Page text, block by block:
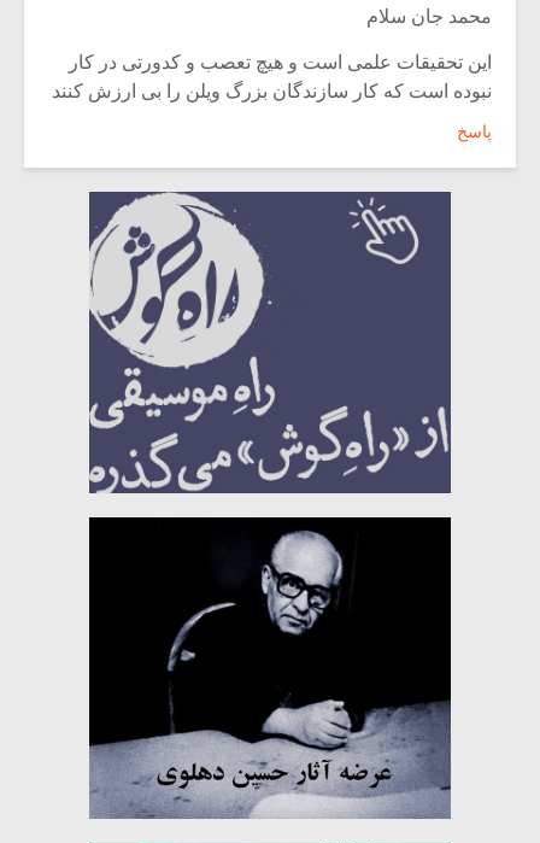
محمد جان سلام
این تحقیقات علمی است و هیچ تعصب و کدورتی در کار
نبوده است که کار سازندگان بزرگ ویلن را بی ارزش کنند
پاسخ